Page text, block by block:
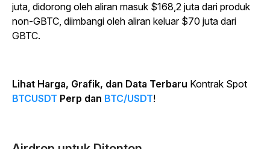
juta, didorong oleh aliran masuk $168,2 juta dari produk
non-GBTC, diimbangi oleh aliran keluar $70 juta dari
GBTC.
Lihat Harga, Grafik, dan Data Terbaru Kontrak Spot
BTCUSDT Perp dan BTC/USDT!